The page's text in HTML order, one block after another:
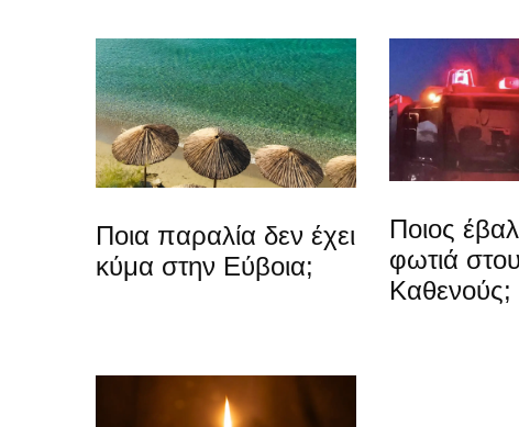
Ποια παραλία δεν έχει
κύμα στην Εύβοια;
Ποιος
φωτιά
Καθενούς;